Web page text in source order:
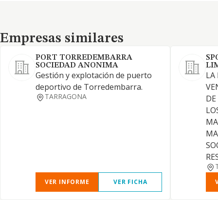
Empresas similares
Empresas similares
PORT TORREDEMBARRA
SOCIEDAD ANONIMA
Gestión y explotación de puerto
deportivo de Torredembarra.
TARRAGONA
VER INFORME VER FICHA
LA